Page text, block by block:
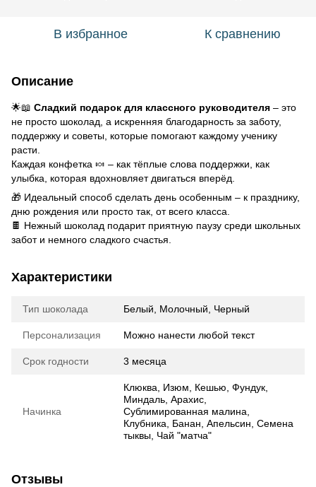
В избранное К сравнению
Описание
🌟📖 Сладкий подарок для классного руководителя – это
не просто шоколад, а искренняя благодарность за заботу,
поддержку и советы, которые помогают каждому ученику
расти.
Каждая конфетка 🍬 – как тёплые слова поддержки, как
улыбка, которая вдохновляет двигаться вперёд.
🎁 Идеальный способ сделать день особенным – к празднику,
дню рождения или просто так, от всего класса.
🍫 Нежный шоколад подарит приятную паузу среди школьных
забот и немного сладкого счастья.
Характеристики
Тип шоколада Белый, Молочный, Черный
Персонализация Можно нанести любой текст
Срок годности 3 месяца
Начинка
Клюква, Изюм, Кешью, Фундук,
Миндаль, Арахис,
Сублимированная малина,
Клубника, Банан, Апельсин, Семена
тыквы, Чай "матча"
Отзывы